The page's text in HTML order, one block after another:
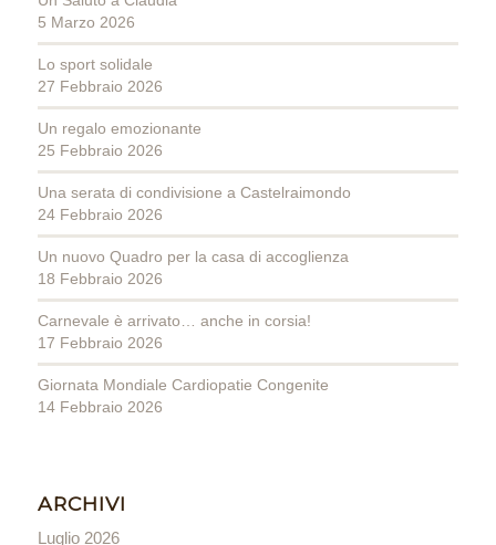
5 Marzo 2026
Lo sport solidale
27 Febbraio 2026
Un regalo emozionante
25 Febbraio 2026
Una serata di condivisione a Castelraimondo
24 Febbraio 2026
Un nuovo Quadro per la casa di accoglienza
18 Febbraio 2026
Carnevale è arrivato… anche in corsia!
17 Febbraio 2026
Giornata Mondiale Cardiopatie Congenite
14 Febbraio 2026
ARCHIVI
Luglio 2026